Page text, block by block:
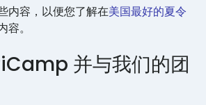
内容，以便您了解在美国最好的夏令
容。
并与我们的团